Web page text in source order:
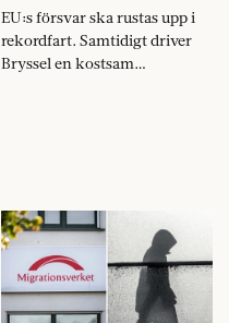
EU:s försvar ska rustas upp i
rekordfart. Samtidigt driver
Bryssel en kostsam